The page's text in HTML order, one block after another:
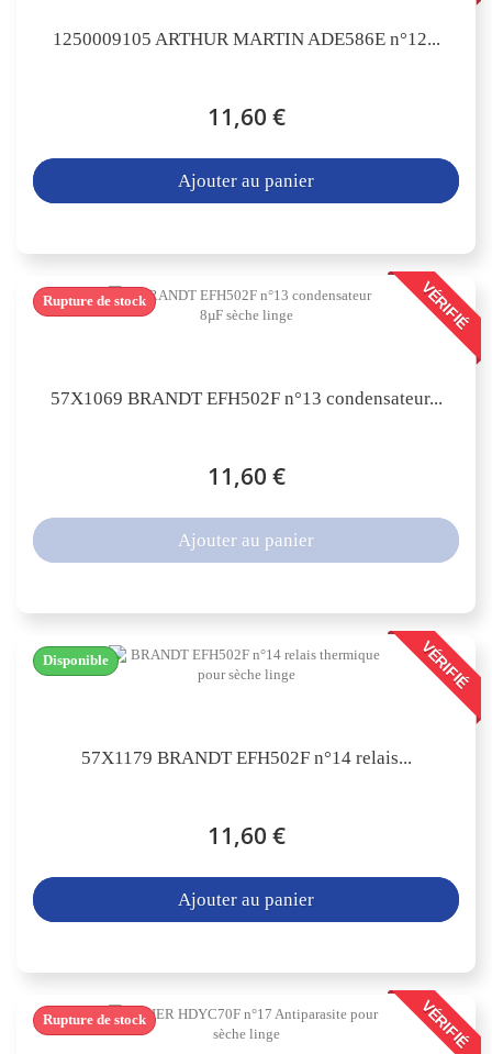
1250009105 ARTHUR MARTIN ADE586E n°12...
11,60 €
Ajouter au panier
VÉRIFIÉ
57X1069 BRANDT EFH502F n°13 condensateur...
11,60 €
Rupture de stock
Ajouter au panier
VÉRIFIÉ
57X1179 BRANDT EFH502F n°14 relais...
11,60 €
Disponible
Ajouter au panier
VÉRIFIÉ
Rupture de stock